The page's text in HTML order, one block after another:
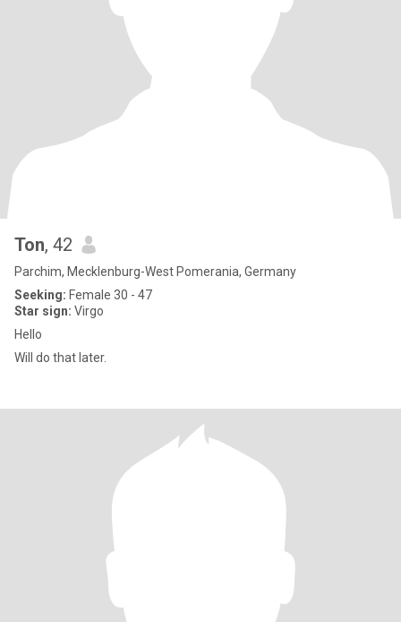
Ton, 42
Parchim, Mecklenburg-West Pomerania, Germany
Seeking: Female 30 - 47
Star sign: Virgo
Hello
Will do that later.